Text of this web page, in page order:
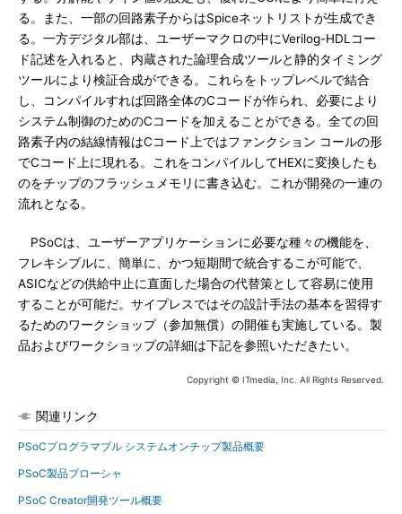
る。また、一部の回路素子からはSpiceネットリストが生成でき
る。一方デジタル部は、ユーザーマクロの中にVerilog-HDLコー
ド記述を入れると、内蔵された論理合成ツールと静的タイミング
ツールにより検証合成ができる。これらをトップレベルで結合
し、コンパイルすれば回路全体のCコードが作られ、必要により
システム制御のためのCコードを加えることができる。全ての回
路素子内の結線情報はCコード上ではファンクション コールの形
でCコード上に現れる。これをコンパイルしてHEXに変換したも
のをチップのフラッシュメモリに書き込む。これが開発の一連の
流れとなる。
PSoCは、ユーザーアプリケーションに必要な種々の機能を、
フレキシブルに、簡単に、かつ短期間で統合するこが可能で、
ASICなどの供給中止に直面した場合の代替策として容易に使用
することが可能だ。サイプレスではその設計手法の基本を習得す
るためのワークショップ（参加無償）の開催も実施している。製
品およびワークショップの詳細は下記を参照いただきたい。
Copyright © ITmedia, Inc. All Rights Reserved.
関連リンク
PSoCプログラマブル システムオンチップ製品概要
PSoC製品ブローシャ
PSoC Creator開発ツール概要